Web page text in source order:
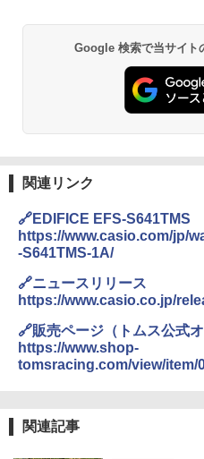
￥2,695
ァキア
パ
￥2,277
PYKES
ト プライバ
人用 折りた
ーチ ピクニ
ENDLESS
テント ワ
￥5,999
[キャンパ
広げるだ
ーティング
簡単設置 ポ
-08EX カー
レーム ド
￥14,800
付き ヒグ
関の購入実
防災用品
￥3,680
DEWEL パ
ラソル ガ
防水 UVカ
Google 検索で当サイト
関連リンク
🔗EDIFICE EFS-S641TMS
https://www.casio.com/jp/
-S641TMS-1A/
🔗ニュースリリース
https://www.casio.co.jp/
🔗販売ページ（トムス公式
https://www.shop-
tomsracing.com/view/item/
関連記事